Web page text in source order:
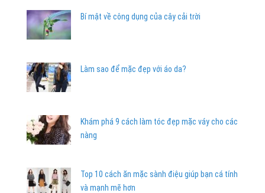
Bí mật về công dụng của cây cải trời
Làm sao để mặc đẹp với áo da?
Khám phá 9 cách làm tóc đẹp mặc váy cho các
nàng
Top 10 cách ăn mặc sành điệu giúp bạn cá tính
và mạnh mẽ hơn